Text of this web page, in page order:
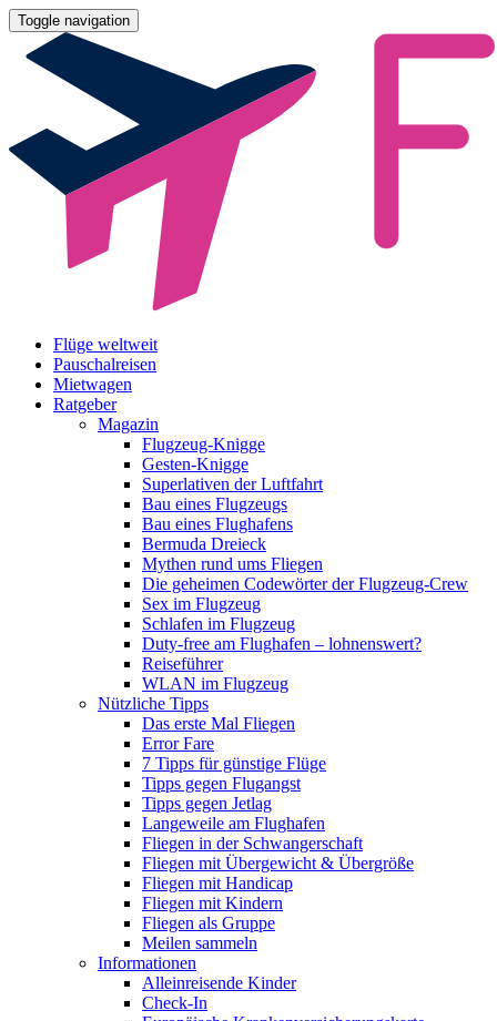
Toggle navigation
Flüge weltweit
Pauschalreisen
Mietwagen
Ratgeber
Magazin
Flugzeug-Knigge
Gesten-Knigge
Superlativen der Luftfahrt
Bau eines Flugzeugs
Bau eines Flughafens
Bermuda Dreieck
Mythen rund ums Fliegen
Die geheimen Codewörter der Flugzeug-Crew
Sex im Flugzeug
Schlafen im Flugzeug
Duty-free am Flughafen – lohnenswert?
Reiseführer
WLAN im Flugzeug
Nützliche Tipps
Das erste Mal Fliegen
Error Fare
7 Tipps für günstige Flüge
Tipps gegen Flugangst
Tipps gegen Jetlag
Langeweile am Flughafen
Fliegen in der Schwangerschaft
Fliegen mit Übergewicht & Übergröße
Fliegen mit Handicap
Fliegen mit Kindern
Fliegen als Gruppe
Meilen sammeln
Informationen
Alleinreisende Kinder
Check-In